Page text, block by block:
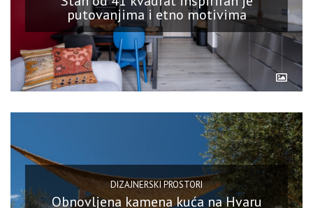
putovanjima i etno motivima
DIZAJNERSKI PROSTORI
Obnovljena kamena kuća na Hvaru